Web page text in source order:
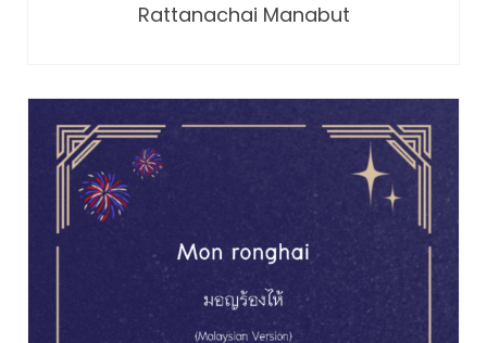
Rattanachai Manabut